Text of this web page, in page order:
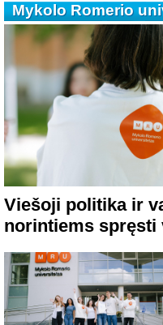
Mykolo Romerio
Viešoji politika ir
norintiems spręsti